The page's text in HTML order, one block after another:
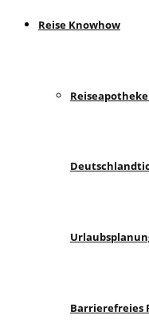
Reise Knowhow
Barrierefreies